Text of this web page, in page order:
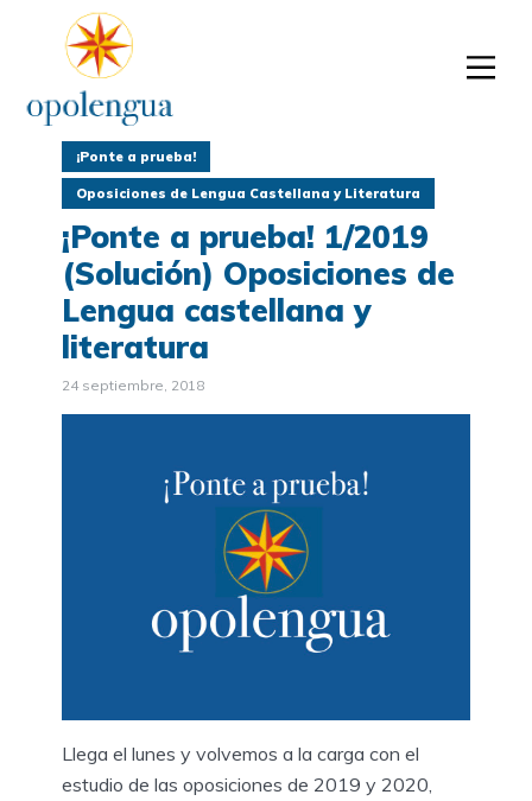
¡Ponte a prueba!
Oposiciones de Lengua Castellana y Literatura
¡Ponte a prueba! 1/2019
(Solución) Oposiciones de
Lengua castellana y
literatura
24 septiembre, 2018
Llega el lunes y volvemos a la carga con el
estudio de las oposiciones de 2019 y 2020,